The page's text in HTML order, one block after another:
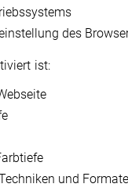
des
ist:
und